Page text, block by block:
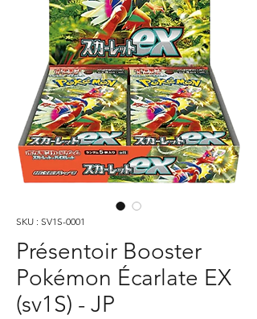
SKU : SV1S-0001
Présentoir Booster
Pokémon Écarlate EX
(sv1S) - JP